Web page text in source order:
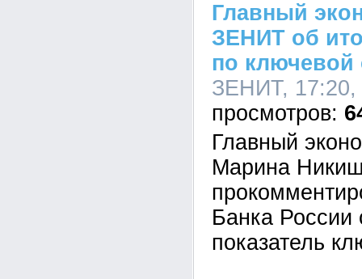
Главный
ЗЕНИТ об
по ключевой
ЗЕНИТ,
Главный
Марина
Банка России
показатель